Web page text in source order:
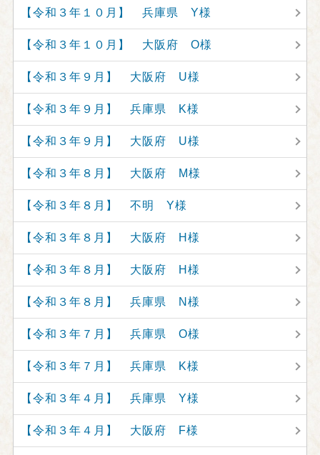
【令和３年１０月】 兵庫県 Y様
【令和３年１０月】 大阪府 O様
【令和３年９月】 大阪府 U様
【令和３年９月】 兵庫県 K様
【令和３年９月】 大阪府 U様
【令和３年８月】 大阪府 M様
【令和３年８月】 不明 Y様
【令和３年８月】 大阪府 H様
【令和３年８月】 大阪府 H様
【令和３年８月】 兵庫県 N様
【令和３年７月】 兵庫県 O様
【令和３年７月】 兵庫県 K様
【令和３年４月】 兵庫県 Y様
【令和３年４月】 大阪府 F様